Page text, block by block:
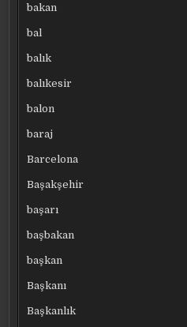
bakan
bal
balık
balıkesir
balon
baraj
Barcelona
Başakşehir
başarı
başbakan
başkan
Başkanı
Başkanlık